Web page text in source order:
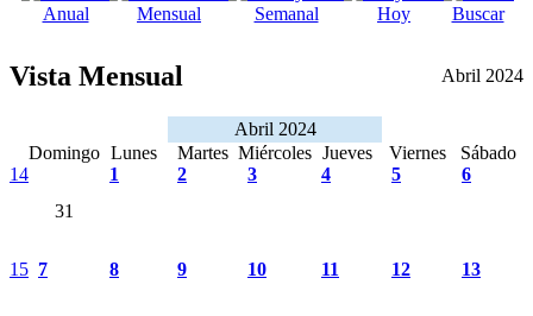
Anual Mensual Semanal Hoy Buscar
Vista Mensual Abril 2024
Abril 2024
Domingo Lunes Martes Miércoles Jueves Viernes
Sábado
14
31
1 2 3 4 5 6
15 7 8 9 10 11 12 13